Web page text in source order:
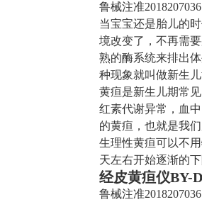
鲁械注准
当宝宝还是胎儿的
境改变了，不再需
熟的酶系统来排出
种现象就叫做新生
黄疸是新生儿期常
红素代谢异常，血
的黄疸，也就是我
生理性黄疸可以不
天左右开始逐渐的
经皮黄疸仪BY-
鲁械注准